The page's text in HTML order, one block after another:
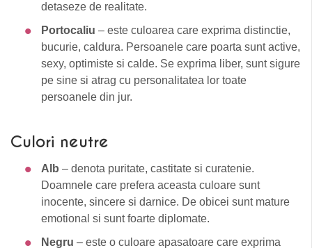
detaseze de realitate.
Portocaliu – este culoarea care exprima distinctie,
bucurie, caldura. Persoanele care poarta sunt active,
sexy, optimiste si calde. Se exprima liber, sunt sigure
pe sine si atrag cu personalitatea lor toate
persoanele din jur.
Culori neutre
Alb – denota puritate, castitate si curatenie.
Doamnele care prefera aceasta culoare sunt
inocente, sincere si darnice. De obicei sunt mature
emotional si sunt foarte diplomate.
Negru – este o culoare apasatoare care exprima